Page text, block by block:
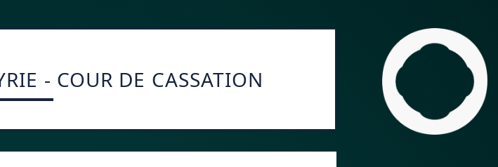
- COUR DE CASSATION